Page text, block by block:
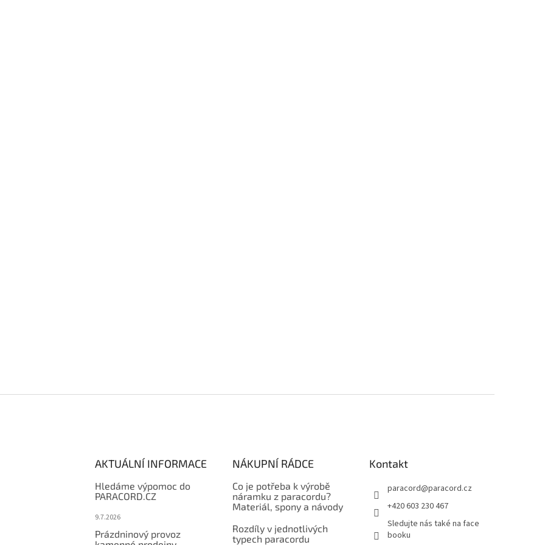
AKTUÁLNÍ INFORMACE
Hledáme výpomoc do
PARACORD.CZ
9.7.2026
Prázdninový provoz
NÁKUPNÍ RÁDCE
Co je potřeba k výrobě
náramku z paracordu?
Materiál, spony a návody
Rozdíly v jednotlivých
typech paracordu
Kontakt
paracord@paracord.cz
+420 603 230 467
Sledujte nás také na face
booku